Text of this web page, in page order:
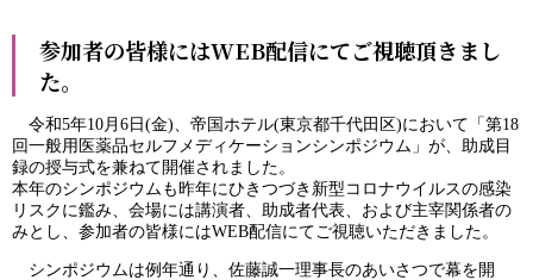
参加者の皆様にはWEB配信にてご視聴頂きまし
た。
令和5年10月6日(金)、帝国ホテル(東京都千代田区)において「第18
回一般用医薬品セルフメディケーションシンポジウム」が、助成目
録の授与式を兼ねて開催されました。
本年のシンポジウムも昨年にひきつづき新型コロナウイルスの感染
リスクに鑑み、会場には講演者、助成者代表、および主宰関係者の
みとし、参加者の皆様にはWEB配信にてご視聴いただきました。
シンポジウムは例年通り、佐藤誠一理事長のあいさつで幕を開